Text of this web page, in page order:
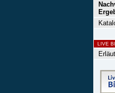
LIVE